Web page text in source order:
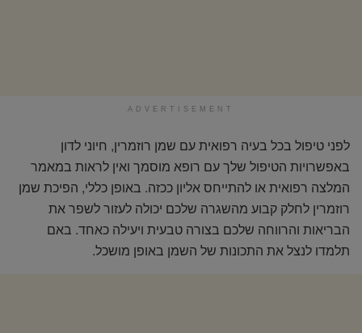
ADVERTISEMENT
לפני טיפול בכל בעיה רפואית עם שמן רוזמרין, חיוני לדון
באפשרויות הטיפול שלך עם רופא מוסמך ואין לראות במאמר
המלצה רפואית או להתייחס אליון ככזה. באופן כללי, הפיכת שמן
רוזמרין לחלק קבוע מהשגרה שלכם יכולה לעזור לשפר את
הבריאות והרווחה שלכם בצורה טבעית ויעילה כאחד. באם
תלמדו לנצל את התכונות של השמן באופן מושכל.